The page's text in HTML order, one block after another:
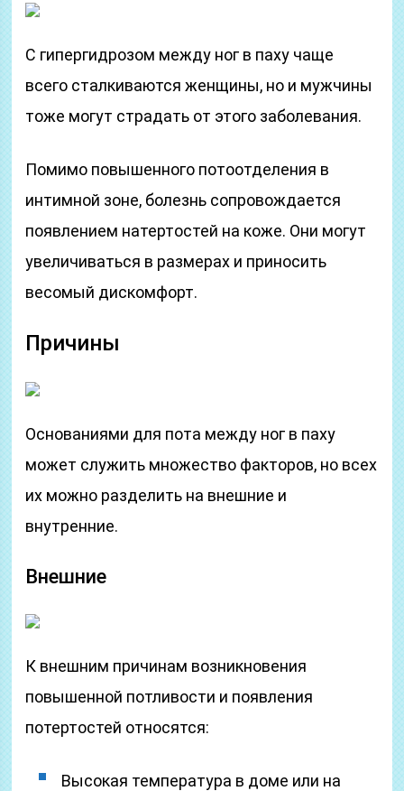
С гипергидрозом между ног в паху чаще
всего сталкиваются женщины, но и мужчины
тоже могут страдать от этого заболевания.
Помимо повышенного потоотделения в
интимной зоне, болезнь сопровождается
появлением натертостей на коже. Они могут
увеличиваться в размерах и приносить
весомый дискомфорт.
Причины
Основаниями для пота между ног в паху
может служить множество факторов, но всех
их можно разделить на внешние и
внутренние.
Внешние
К внешним причинам возникновения
повышенной потливости и появления
потертостей относятся:
Высокая температура в доме или на